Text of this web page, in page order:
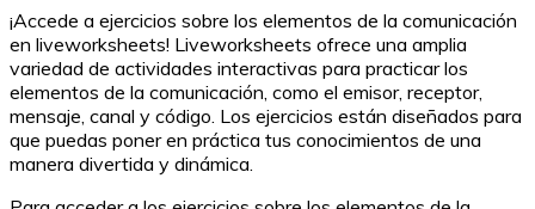
¡Accede a ejercicios sobre los elementos de la comunicación
en liveworksheets! Liveworksheets ofrece una amplia
variedad de actividades interactivas para practicar los
elementos de la comunicación, como el emisor, receptor,
mensaje, canal y código. Los ejercicios están diseñados para
que puedas poner en práctica tus conocimientos de una
manera divertida y dinámica.